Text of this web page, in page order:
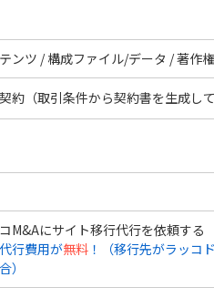
ンツ / 構成ファイル/データ / 著作
約（取引条件から契約書を生成して
M&Aにサイト移行代行を依頼する
行費用が無料！（移行先がラッコ
）